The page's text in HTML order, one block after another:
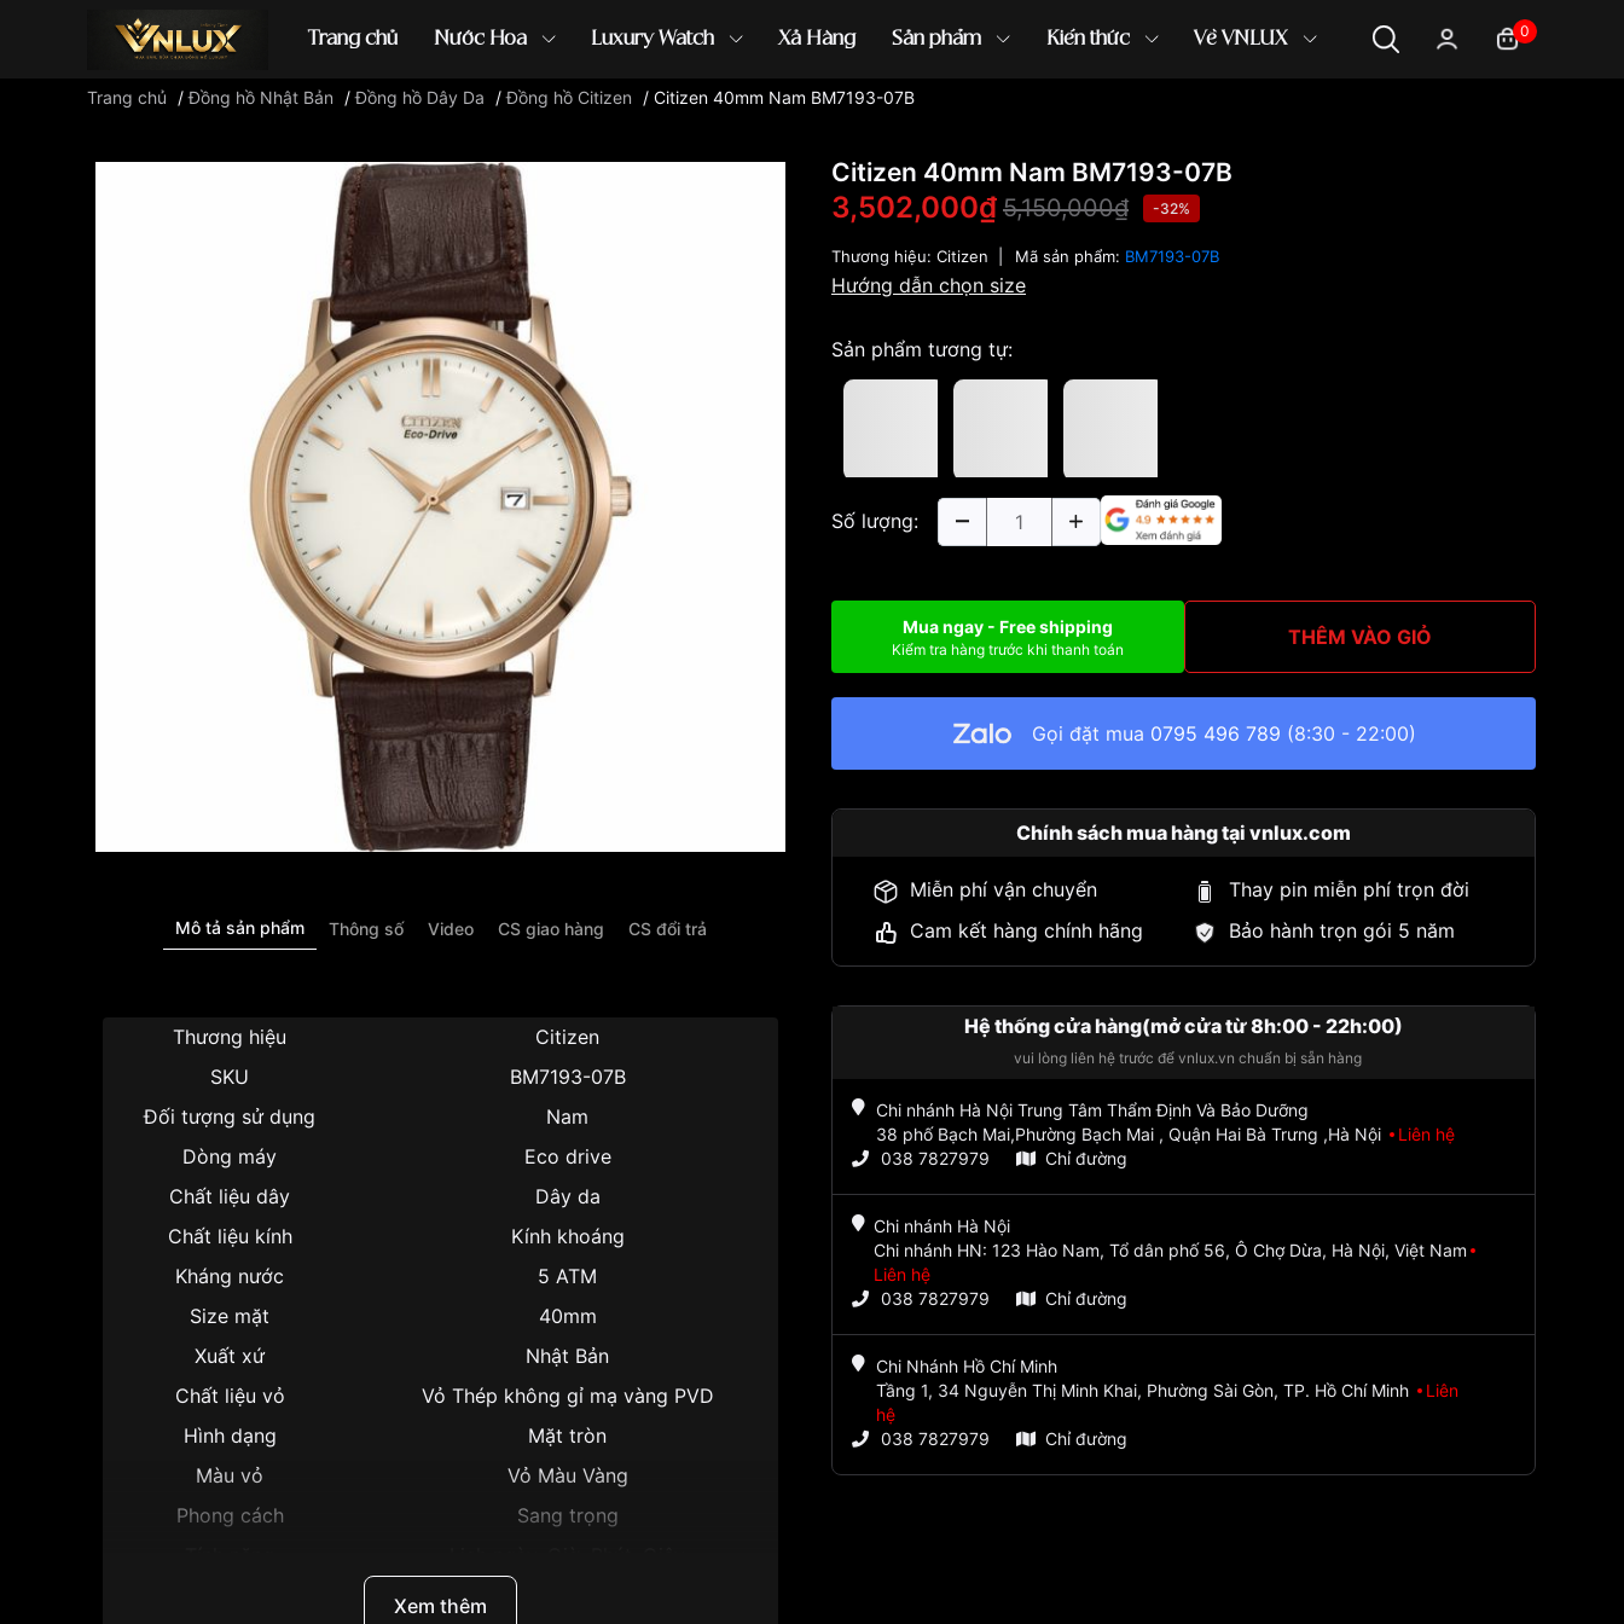
Trang chủ Nước Hoa Luxury Watch Xả Hàng Sản phẩm Kiến thức Về VNLUX 0
Đồng hồ casio đồng hồ G-Shock đồng hồ Orient ...
Trang chủ /Đồng hồ Nhật Bản /Đồng hồ Dây Da /Đồng hồ Citizen / Citizen 40mm Nam BM7193-07B
Mô tả sản phẩm Thông số Video CS giao hàng CS đổi trả
Thương hiệu
Citizen
SKU
BM7193-07B
Đối tượng sử dụng
Nam
Dòng máy
Eco drive
Chất liệu dây
Dây da
Chất liệu kính
Kính khoáng
Kháng nước
5 ATM
Size mặt
40mm
Xuất xứ
Nhật Bản
Chất liệu vỏ
Vỏ Thép không gỉ mạ vàng PVD
Hình dạng
Mặt tròn
Màu vỏ
Vỏ Màu Vàng
Phong cách
Sang trọng
Xem thêm
Citizen 40mm Nam BM7193-07B
3,502,000₫ 5,150,000₫ -32%
Thương hiệu: Citizen Mã sản phẩm: BM7193-07B
Hướng dẫn chọn size
Sản phẩm tương tự:
Số lượng:
Mua ngay - Free shipping
Kiểm tra hàng trước khi thanh toán THÊM VÀO GIỎ
Gọi đặt mua 0795 496 789 (8:30 - 22:00)
Chính sách mua hàng tại vnlux.com
Miễn phí vận chuyển
Thay pin miễn phí trọn đời
Cam kết hàng chính hãng
Bảo hành trọn gói 5 năm
Hệ thống cửa hàng(mở cửa từ 8h:00 - 22h:00)
vui lòng liên hệ trước để vnlux.vn chuẩn bị sẵn hàng
Chi nhánh Hà Nội Trung Tâm Thẩm Định Và Bảo Dưỡng
38 phố Bạch Mai,Phường Bạch Mai , Quận Hai Bà Trưng ,Hà Nội
Liên hệ
038 7827979
Chỉ đường
Chi nhánh Hà Nội
Chi nhánh HN: 123 Hào Nam, Tổ dân phố 56, Ô Chợ Dừa, Hà Nội, Việt Nam
Liên hệ
038 7827979
Chỉ đường
Chi Nhánh Hồ Chí Minh
Tầng 1, 34 Nguyễn Thị Minh Khai, Phường Sài Gòn, TP. Hồ Chí Minh
Liên
hệ
038 7827979
Chỉ đường